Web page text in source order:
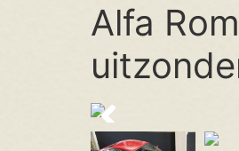
Alfa